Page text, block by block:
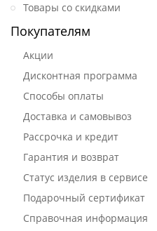
Товары со скидками
Покупателям
Акции
Дисконтная программа
Способы оплаты
Доставка и самовывоз
Рассрочка и кредит
Гарантия и возврат
Статус изделия в сервисе
Подарочный сертификат
Справочная информация